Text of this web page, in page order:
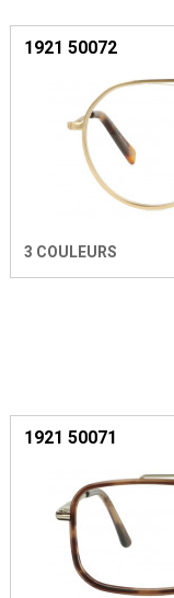
1921 50072
3 COULEURS
1921 50071